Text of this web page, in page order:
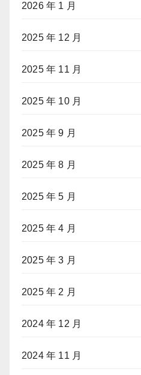
2026 年 1 月
2025 年 12 月
2025 年 11 月
2025 年 10 月
2025 年 9 月
2025 年 8 月
2025 年 5 月
2025 年 4 月
2025 年 3 月
2025 年 2 月
2024 年 12 月
2024 年 11 月